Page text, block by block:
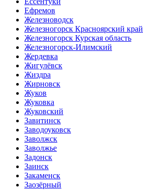
Ефремов
Железноводск
Железногорск Красноярский край
Железногорск Курская область
Железногорск-Илимский
Жердевка
Жигулёвск
Жиздра
Жирновск
Жуков
Жуковка
Жуковский
Завитинск
Заводоуковск
Заволжск
Заволжье
Задонск
Заинск
Закаменск
Заозёрный